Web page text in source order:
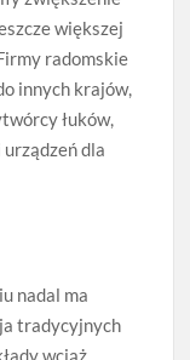
większej
radomskie
innych krajów,
łuków,
dla
nadal ma
tradycyjnych